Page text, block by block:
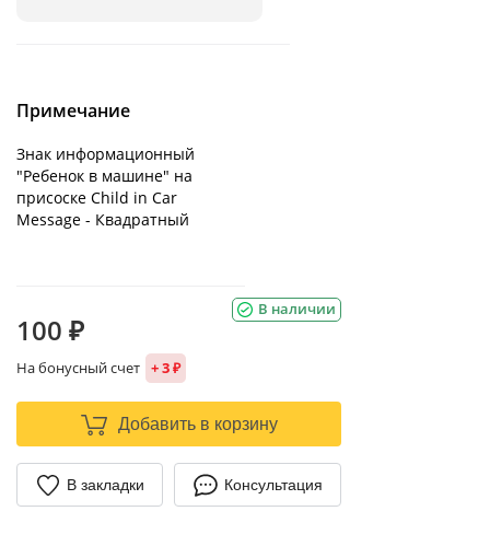
Примечание
Знак информационный
"Ребенок в машине" на
присоске Child in Car
Message - Квадратный
В наличии
100 ₽
На бонусный счет + 3 ₽
Добавить в корзину
В закладки Консультация